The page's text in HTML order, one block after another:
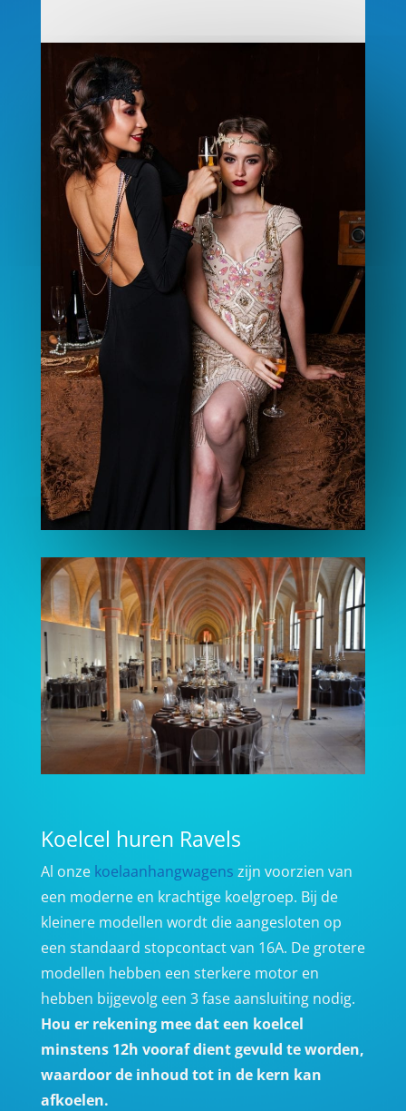
Koelcel huren Ravels
Al onze koelaanhangwagens zijn voorzien van
een moderne en krachtige koelgroep. Bij de
kleinere modellen wordt die aangesloten op
een standaard stopcontact van 16A. De grotere
modellen hebben een sterkere motor en
hebben bijgevolg een 3 fase aansluiting nodig.
Hou er rekening mee dat een koelcel
minstens 12h vooraf dient gevuld te worden,
waardoor de inhoud tot in de kern kan
afkoelen.